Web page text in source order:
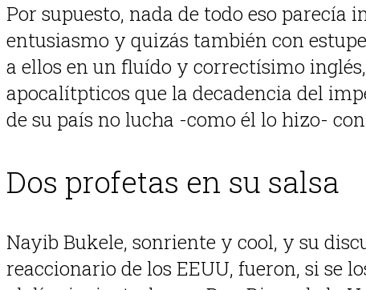
Por supuesto, nada de todo eso
entusiasmo y quizás también con
a ellos en un fluído y correctísimo
apocalítpticos que la decadencia del
de su país no lucha -como él lo hizo-
Dos profetas en su salsa
Nayib Bukele, sonriente y cool, y su
reaccionario de los EEUU, fueron, si se